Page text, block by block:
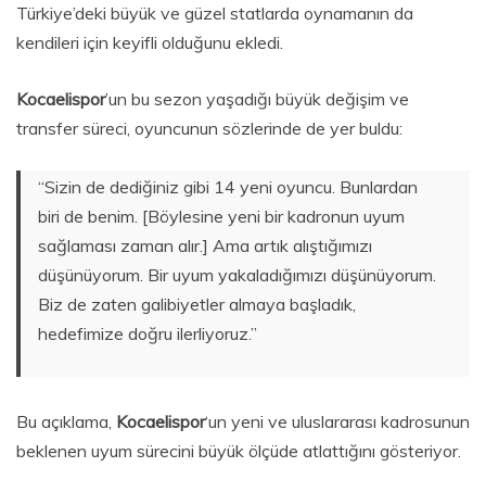
Türkiye’deki büyük ve güzel statlarda oynamanın da
kendileri için keyifli olduğunu ekledi.
Kocaelispor’un bu sezon yaşadığı büyük değişim ve
transfer süreci, oyuncunun sözlerinde de yer buldu:
“Sizin de dediğiniz gibi 14 yeni oyuncu. Bunlardan
biri de benim. [Böylesine yeni bir kadronun uyum
sağlaması zaman alır.] Ama artık alıştığımızı
düşünüyorum. Bir uyum yakaladığımızı düşünüyorum.
Biz de zaten galibiyetler almaya başladık,
hedefimize doğru ilerliyoruz.”
Bu açıklama, Kocaelispor‘un yeni ve uluslararası kadrosunun
beklenen uyum sürecini büyük ölçüde atlattığını gösteriyor.